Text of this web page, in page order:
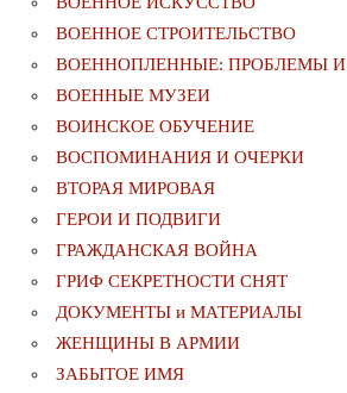
ВОЕННОЕ СТРОИТЕЛЬСТВО
ВОЕННОПЛЕННЫЕ: ПРОБЛЕМЫ
ВОЕННЫЕ МУЗЕИ
ВОИНСКОЕ ОБУЧЕНИЕ
ВОСПОМИНАНИЯ И ОЧЕРКИ
ВТОРАЯ МИРОВАЯ
ГЕРОИ И ПОДВИГИ
ГРАЖДАНСКАЯ ВОЙНА
ГРИФ СЕКРЕТНОСТИ СНЯТ
ДОКУМЕНТЫ и МАТЕРИАЛЫ
ЖЕНЩИНЫ В АРМИИ
ЗАБЫТОЕ ИМЯ